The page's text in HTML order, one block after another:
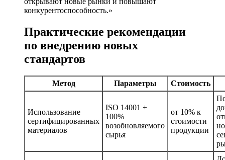
конкурентоспособность.»
Практические рекомендации
по внедрению новых
стандартов
Метод Параметры Стоимость
Использование
сертифицированных
материалов
ISO 14001 +
100%
возобновляемого
сырья
от 10% к
стоимости
продукции